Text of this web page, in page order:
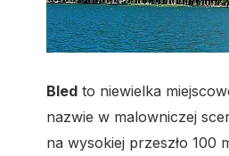
Bled to niewielka
nazwie w malowniczej
na wysokiej przeszło 100